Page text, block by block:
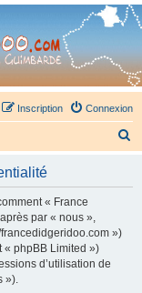
communauté.
Connexion
Inscription
« France
par « nous »,
»)
« phpBB Limited »)
d’utilisation de
»).